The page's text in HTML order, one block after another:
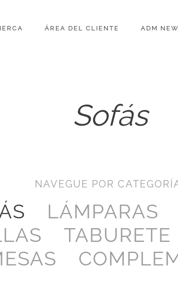
ÁREA DEL CLIENTE ADM
Sofás
NAVEGUE POR
LÁMPARAS
TABURETE